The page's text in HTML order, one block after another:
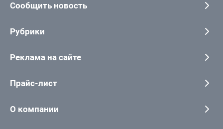
Сообщить новость
Рубрики
Реклама на сайте
Прайс-лист
О компании